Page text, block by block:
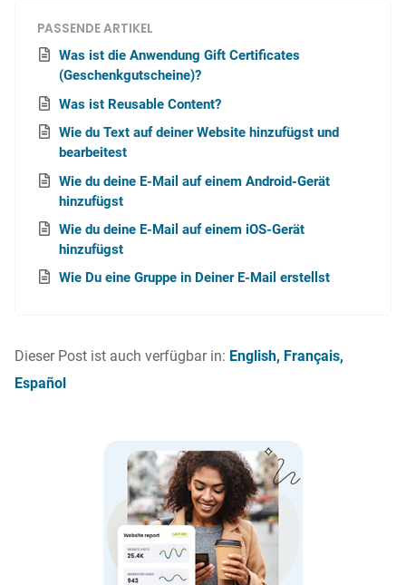
PASSENDE ARTIKEL
Was ist die Anwendung Gift Certificates
(Geschenkgutscheine)?
Was ist Reusable Content?
Wie du Text auf deiner Website hinzufügst und
bearbeitest
Wie du deine E-Mail auf einem Android-Gerät
hinzufügst
Wie du deine E-Mail auf einem iOS-Gerät
hinzufügst
Wie Du eine Gruppe in Deiner E-Mail erstellst
Dieser Post ist auch verfügbar in: English Français
Español